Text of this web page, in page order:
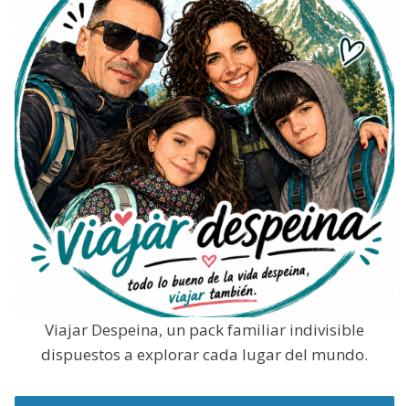
Viajar Despeina, un pack familiar indivisible
dispuestos a explorar cada lugar del mundo.